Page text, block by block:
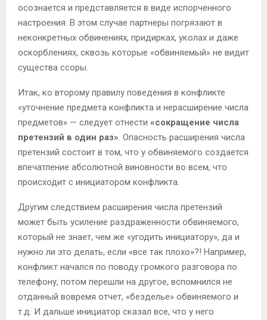
осознается и представляется в виде испорченного
настроения. В этом случае партнеры погрязают в
неконкретных обвинениях, придирках, уколах и даже
оскорблениях, сквозь которые «обвиняемый» не видит
существа ссоры.
Итак, ко второму правилу поведения в конфликте
«уточнение предмета конфликта и нерасширение числа
предметов» — следует отнести «сокращение числа
претензий в один раз». Опасность расширения числа
претензий состоит в том, что у обвиняемого создается
впечатление абсолютной виновности во всем, что
происходит с инициатором конфликта.
Другим следствием расширения числа претензий
может быть усиление раздраженности обвиняемого,
который не знает, чем же «угодить инициатору», да и
нужно ли это делать, если «все так плохо»?! Например,
конфликт начался по поводу громкого разговора по
телефону, потом перешли на другое, вспомнился не
отданный вовремя отчет, «безделье» обвиняемого и
т.д. И дальше инициатор сказал все, что у него